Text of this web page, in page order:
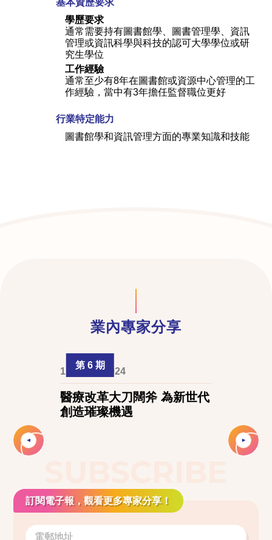
基本資歷要求
學歷要求
通常需要持有圖書館學、圖書管理學、資訊
管理或資訊科學與科技的認可大學學位或研
究生學位
工作經驗
通常至少有8年在圖書館或資源中心管理的工
作經驗，當中有3年擔任監督職位更好
行業特定能力
圖書館學和資訊管理方面的專業知識和技能
業內專家分享
第 6 期
1 August 2024
醫療改革大刀闊斧 為新世代
創造璀璨機遇
Slide 2 of 2.
訂閱電子報，觀看更多專家分享！